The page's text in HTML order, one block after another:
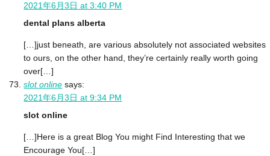
2021年6月3日 at 3:40 PM
dental plans alberta
[…]just beneath, are various absolutely not associated websites
to ours, on the other hand, they’re certainly really worth going
over[…]
slot online says:
2021年6月3日 at 9:34 PM
slot online
[…]Here is a great Blog You might Find Interesting that we
Encourage You[…]